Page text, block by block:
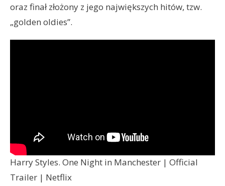
oraz finał złożony z jego największych hitów, tzw.
„golden oldies”.
Harry Styles. One Night in Manchester | Official
Trailer | Netflix